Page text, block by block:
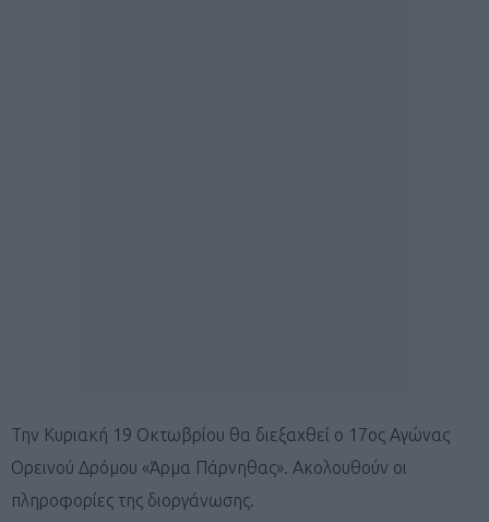
Την Κυριακή 19 Οκτωβρίου θα διεξαχθεί ο 17ος Αγώνας
Ορεινού Δρόμου «Άρμα Πάρνηθας». Ακολουθούν οι
πληροφορίες της διοργάνωσης.